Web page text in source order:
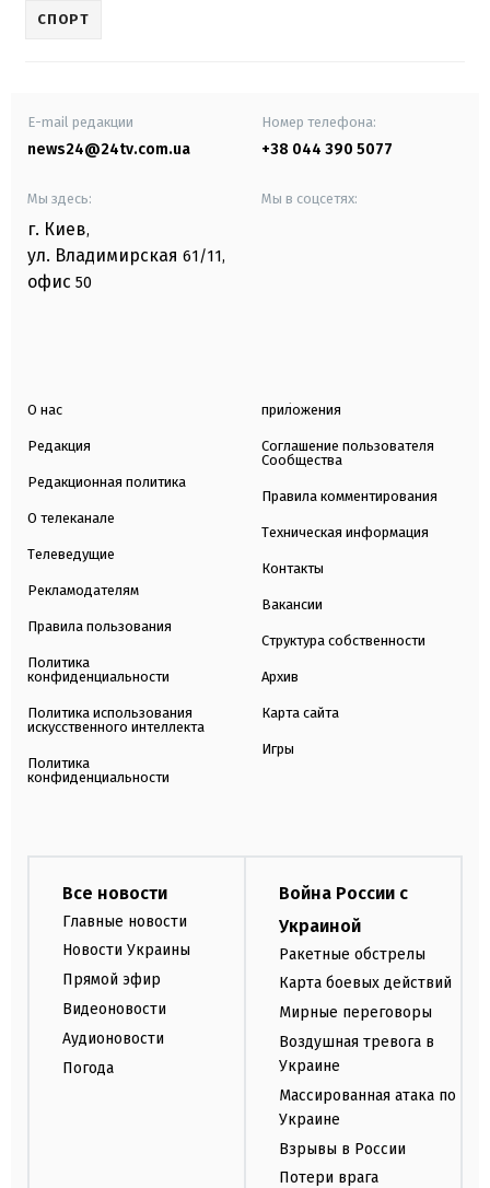
СПОРТ
E-mail редакции
news24@24tv.com.ua
Номер телефона:
+38 044 390 5077
Мы здесь:
г. Киев,
ул. Владимирская 61/11,
офис 50
Мы в соцсетях:
О нас
Редакция
Редакционная политика
О телеканале
Телеведущие
Рекламодателям
Правила пользования
Политика
конфиденциальности
Политика использования
искусственного интеллекта
Политика
конфиденциальности
приложения
Соглашение пользователя
Сообщества
Правила комментирования
Техническая информация
Контакты
Вакансии
Структура собственности
Архив
Карта сайта
Игры
Все новости
Главные новости
Новости Украины
Прямой эфир
Видеоновости
Аудионовости
Погода
Война России с
Украиной
Ракетные обстрелы
Карта боевых действий
Мирные переговоры
Воздушная тревога в
Украине
Массированная атака по
Украине
Взрывы в России
Потери врага